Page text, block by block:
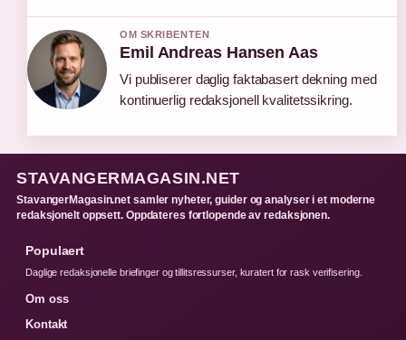
OM SKRIBENTEN
Emil Andreas Hansen Aas
Vi publiserer daglig faktabasert dekning med
kontinuerlig redaksjonell kvalitetssikring.
STAVANGERMAGASIN.NET
StavangerMagasin.net samler nyheter, guider og analyser i et moderne
redaksjonelt oppsett. Oppdateres fortlopende av redaksjonen.
Populaert
Daglige redaksjonelle briefinger og tillitsressurser, kuratert for rask verifisering.
Om oss
Kontakt